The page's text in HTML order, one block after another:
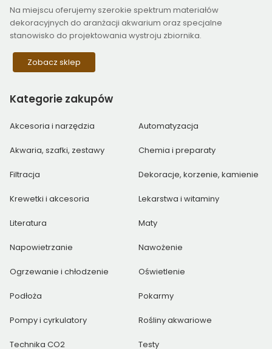
Na miejscu oferujemy szerokie spektrum materiałów
dekoracyjnych do aranżacji akwarium oraz specjalne
stanowisko do projektowania wystroju zbiornika.
Zobacz sklep
Kategorie zakupów
Akcesoria i narzędzia Automatyzacja
Akwaria, szafki, zestawy Chemia i preparaty
Filtracja Dekoracje, korzenie, kamienie
Krewetki i akcesoria Lekarstwa i witaminy
Literatura Maty
Napowietrzanie Nawożenie
Ogrzewanie i chłodzenie Oświetlenie
Podłoża Pokarmy
Pompy i cyrkulatory Rośliny akwariowe
Technika CO2 Testy